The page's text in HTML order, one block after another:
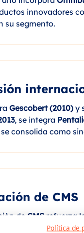
innovadores
su segmento.
Gescobert (2010) y
, se integra
consolida como
de CMS
de CMS refuerza
cohesionada y
Política de